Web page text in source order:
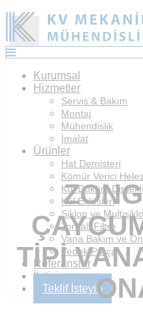
Kurumsal
Hizmetler
Servis & Bakım
Montaj
Mühendislik
İmalat
Ürünler
Hat Demisteri
Kömür Verici
Kül Döküm
Kül Eklüsleri
Siklon ve
Torbalı Filtre
Vana Bakım ve
Yedek Parça
Referanslar
İletişim
Teklif İsteyin
TIPI